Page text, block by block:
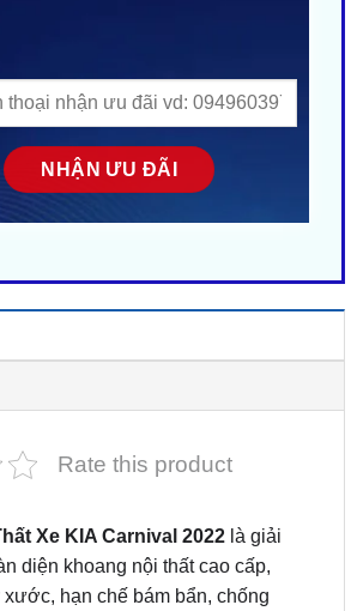
Xe KIA Carnival 2022là giải
xước, hạn chế bám bẩn, chống
vẻ đẹp nguyên bản theo thời gian.
chỉ dán PPF nội thất ô tô chính